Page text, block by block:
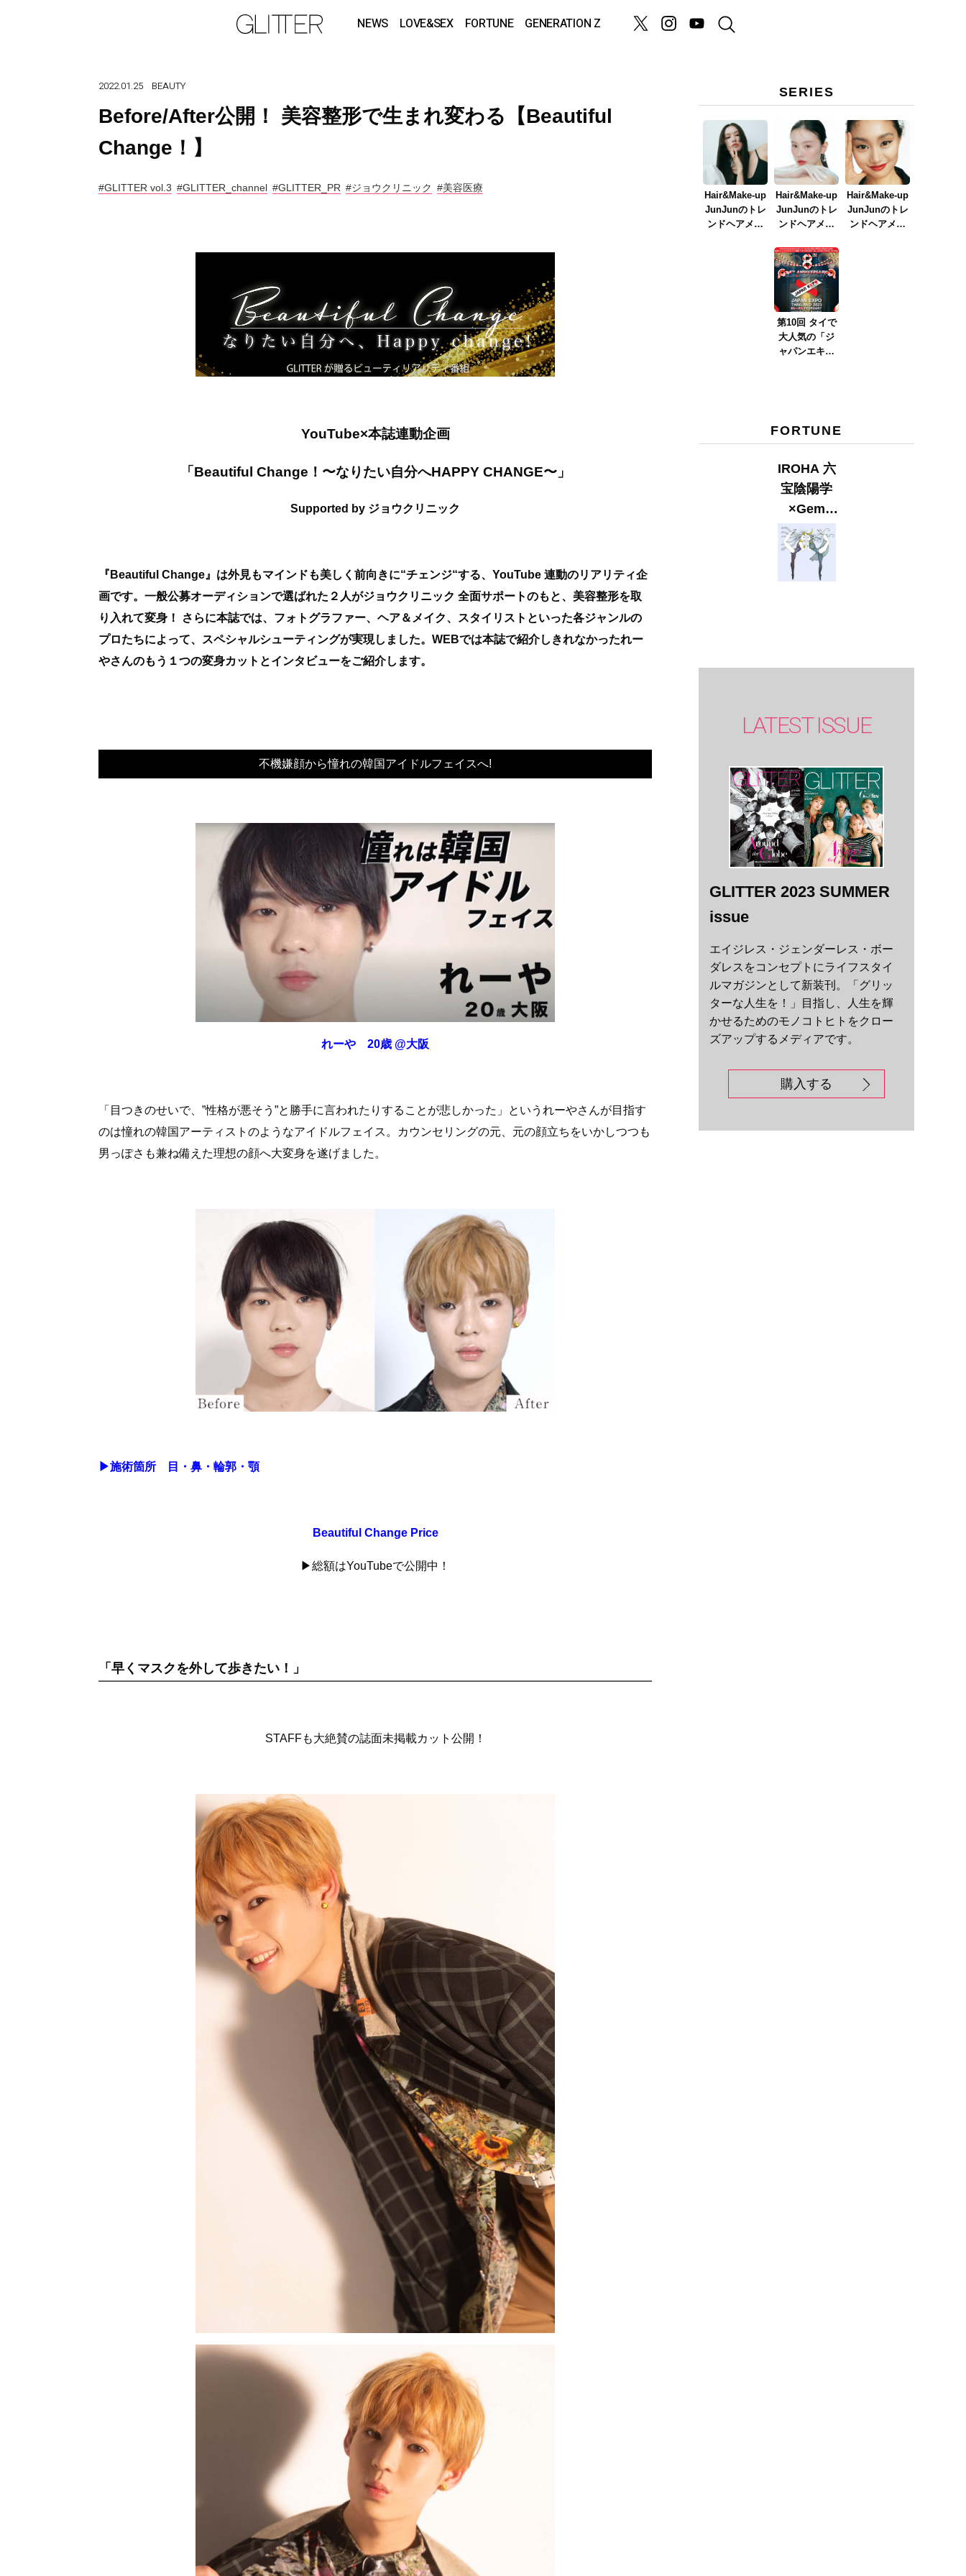
NEWS LOVE&SEX FORTUNE GENERATION Z
2022.01.25 BEAUTY
Before/After公開！ 美容整形で生まれ変わる【Beautiful
Change！】
#GLITTER vol.3 #GLITTER_channel #GLITTER_PR #ジョウクリニック #美容医療
YouTube×本誌連動企画
「Beautiful Change ！〜なりたい自分へHAPPY CHANGE〜」
Supported by ジョウクリニック
『Beautiful Change』は外見もマインドも美しく前向きに“チェンジ“する、YouTube 連動のリアリティ企
画です。一般公募オーディションで選ばれた２人がジョウクリニック 全面サポートのもと、美容整形を取
り入れて変身！ さらに本誌では、フォトグラファー、ヘア＆メイク、スタイリストといった各ジャンルの
プロたちによって、スペシャルシューティングが実現しました。WEBでは本誌で紹介しきれなかったれー
やさんのもう１つの変身カットとインタビューをご紹介します。
不機嫌顔から憧れの韓国アイドルフェイスへ!
れーや 20歳 @大阪
「目つきのせいで、”性格が悪そう”と勝手に言われたりすることが悲しかった」というれーやさんが目指す
のは憧れの韓国アーティストのようなアイドルフェイス。カウンセリングの元、元の顔立ちをいかしつつも
男っぽさも兼ね備えた理想の顔へ大変身を遂げました。
▶︎施術箇所 目・鼻・輪郭・顎
Beautiful Change Price
▶︎総額はYouTubeで公開中！
「早くマスクを外して歩きたい！」
STAFFも大絶賛の誌面未掲載カット公開！
SERIES
Hair&Make-up
JunJunのトレ
ンドヘアメイ
Hair&Make-up
JunJunのトレ
ンドヘアメイ
イク
ver.2023』
Hair&Make-up
JunJunのトレ
ンドヘアメイ
第10回 タイで
大人気の「ジ
ャパンエキス
FORTUNE
IROHA 六
宝陰陽学
×Gem
Muse
【GLITTER
2023
LATEST ISSUE
GLITTER 2023 SUMMER
issue
エイジレス・ジェンダーレス・ボー
ダレスをコンセプトにライフスタイ
ルマガジンとして新装刊。「グリッ
ターな人生を！」目指し、人生を輝
かせるためのモノコトヒトをクロー
ズアップするメディアです。
購入する